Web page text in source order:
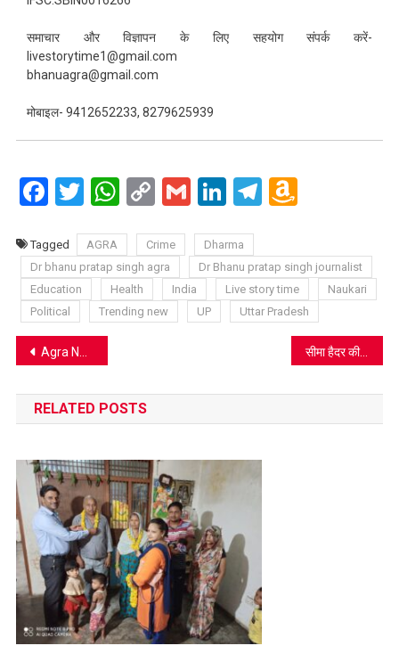
समाचार और विज्ञापन के लिए सहयोग संपर्क करें-
livestorytime1@gmail.com
bhanuagra@gmail.com
मोबाइल- 9412652233, 8279625939
Facebook
Twitter
WhatsApp
CopyGmailLinkedIn
Telegram
Amazon
List
Tagged AGRA Crime
Dharma
Dr bhanu pratap singh agra
Dr Bhanu pratap singh journalist
Education
Health India Live story time
Naukari
Political
Trending new UP Uttar Pradesh
Post
navigation
Agra News: डेढ़ माह की मासूम को सड़क पर छोड़ गई माँ, कुत्तों से घिरी बच्ची को राहगीरों ने बचाया, पुलिस ने बुआ को सौंपा सीमा हैदर की छठी प्रेग्नेंसी पर मिथिलेश भाटी का तीखा तंज, बोलीं—पाकिस्तानी मशीन हिंदुस्तान में भी चला दी…
RELATED POSTS